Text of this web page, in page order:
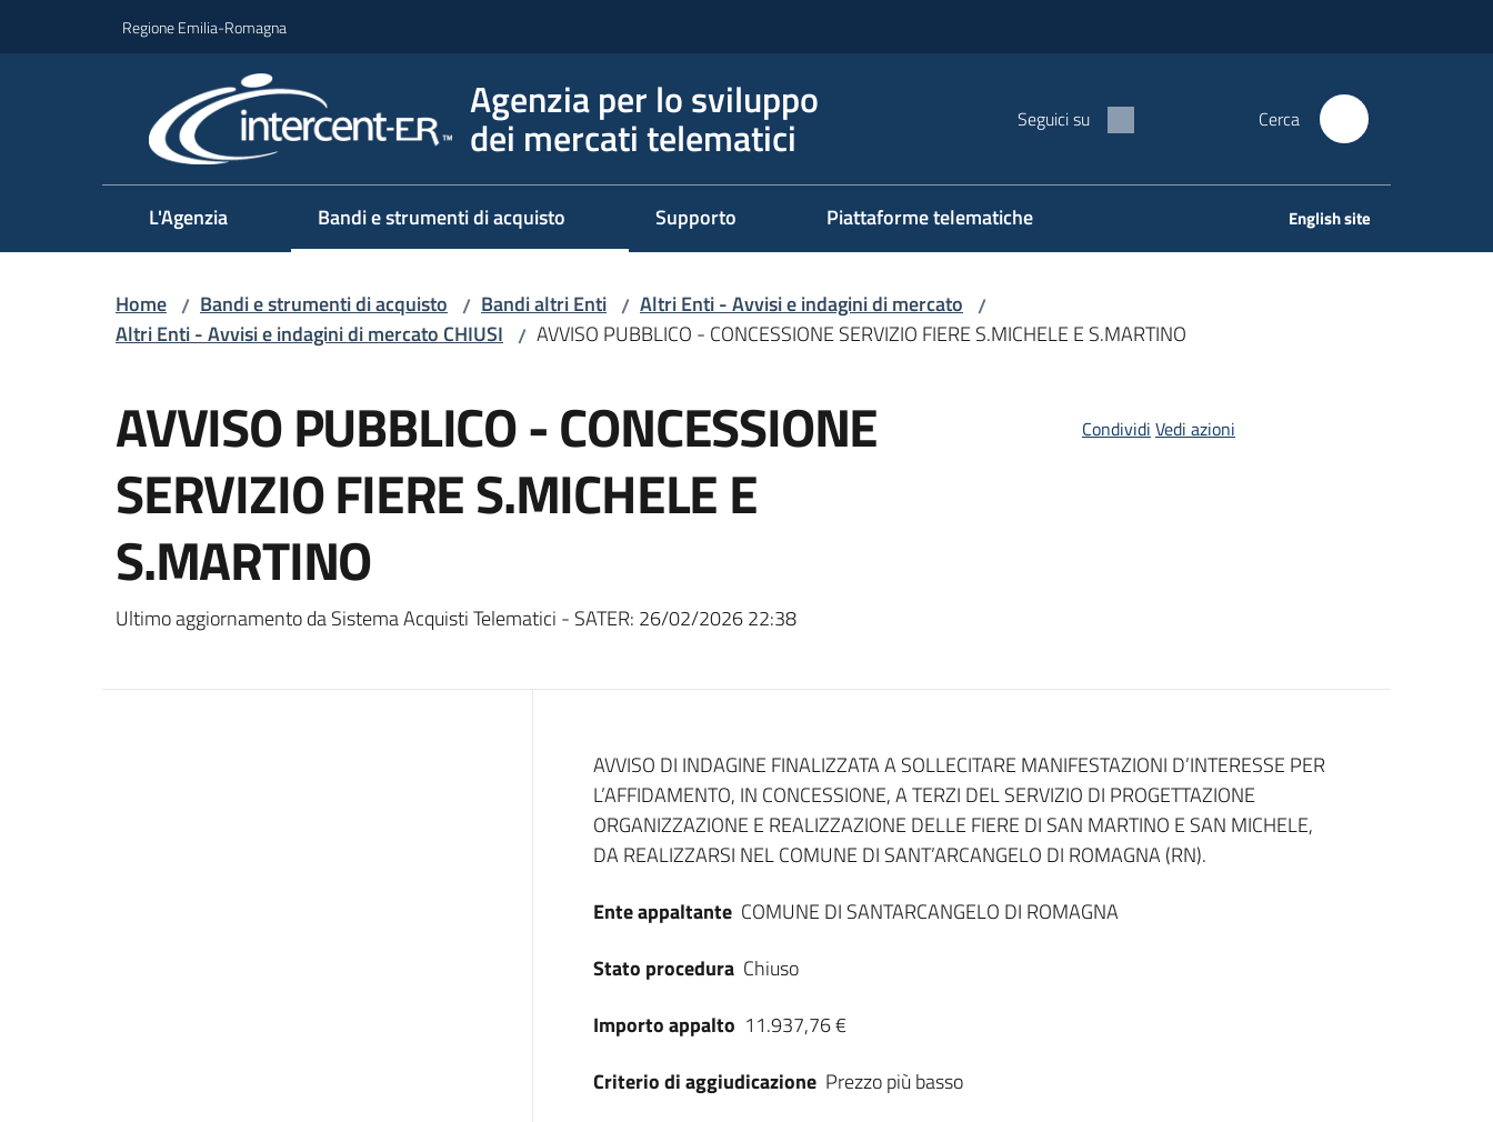
Regione Emilia-Romagna
Agenzia per lo sviluppo
dei mercati telematici Seguici su Cerca
L'Agenzia Bandi e strumenti di acquisto Supporto Piattaforme telematiche English site
Home / Bandi e strumenti di acquisto / Bandi altri Enti / Altri Enti - Avvisi e indagini di mercato /
Altri Enti - Avvisi e indagini di mercato CHIUSI / AVVISO PUBBLICO - CONCESSIONE SERVIZIO FIERE S.MICHELE E S.MARTINO
AVVISO PUBBLICO - CONCESSIONE
SERVIZIO FIERE S.MICHELE E
S.MARTINO
Ultimo aggiornamento da Sistema Acquisti Telematici - SATER: 26/02/2026 22:38
Condividi Vedi azioni
Dati del bando
AVVISO DI INDAGINE FINALIZZATA A SOLLECITARE MANIFESTAZIONI D’INTERESSE PER
L’AFFIDAMENTO, IN CONCESSIONE, A TERZI DEL SERVIZIO DI PROGETTAZIONE
ORGANIZZAZIONE E REALIZZAZIONE DELLE FIERE DI SAN MARTINO E SAN MICHELE,
DA REALIZZARSI NEL COMUNE DI SANT’ARCANGELO DI ROMAGNA (RN).
Ente appaltante COMUNE DI SANTARCANGELO DI ROMAGNA
Stato procedura Chiuso
Importo appalto 11.937,76 €
Criterio di aggiudicazione Prezzo più basso